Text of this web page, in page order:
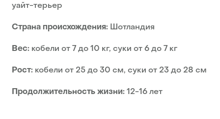
уайт-терьер
Страна происхождения: Шотландия
Вес: кобели от 7 до 10 кг, суки от 6 до 7 кг
Рост: кобели от 25 до 30 см, суки от 23 до 28 см
Продолжительность жизни: 12-16 лет